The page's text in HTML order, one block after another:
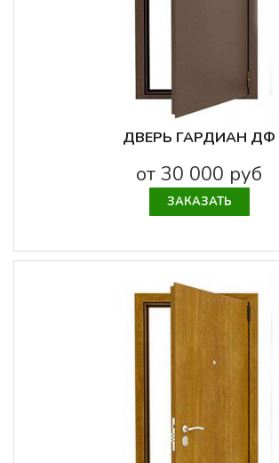
ДВЕРЬ ГАРДИАН ДФ
от 30 000 руб
ЗАКАЗАТЬ